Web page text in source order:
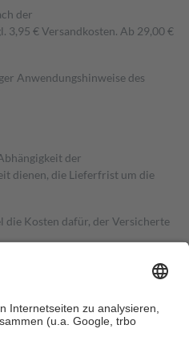
der
3,95 € Versandkosten. Ab 29,00 €
Anwendungshinweise des
der
dienen, die Lieferfrist um die
die Kosten dafür, der Versicherte